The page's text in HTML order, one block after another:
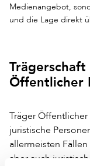
Medienangebot,
und die Lage direkt
Öffentlicher
Träger
juristische
allermeisten
aber auch